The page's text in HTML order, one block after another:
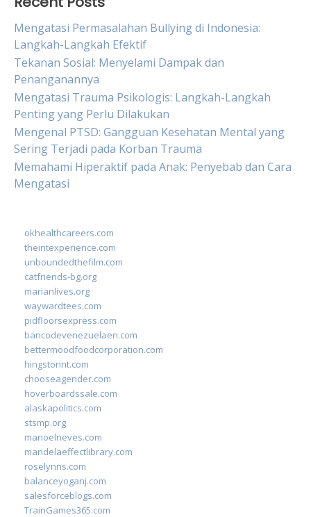
Mengatasi Permasalahan Bullying di Indonesia:
Langkah-Langkah Efektif
Tekanan Sosial: Menyelami Dampak dan
Penanganannya
Mengatasi Trauma Psikologis: Langkah-Langkah
Penting yang Perlu Dilakukan
Mengenal PTSD: Gangguan Kesehatan Mental yang
Sering Terjadi pada Korban Trauma
Memahami Hiperaktif pada Anak: Penyebab dan Cara
Mengatasi
okhealthcareers.com
theintexperience.com
unboundedthefilm.com
catfriends-bg.org
marianlives.org
waywardtees.com
pidfloorsexpress.com
bancodevenezuelaen.com
bettermoodfoodcorporation.com
hingstonnt.com
chooseagender.com
hoverboardssale.com
alaskapolitics.com
stsmp.org
manoelneves.com
mandelaeffectlibrary.com
roselynns.com
balanceyoganj.com
salesforceblogs.com
TrainGames365.com